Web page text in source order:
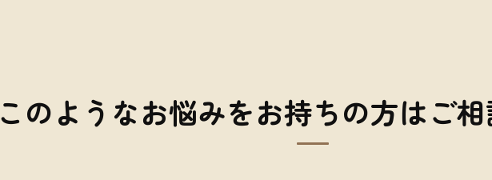
このようなお悩みをお持ちの方はご